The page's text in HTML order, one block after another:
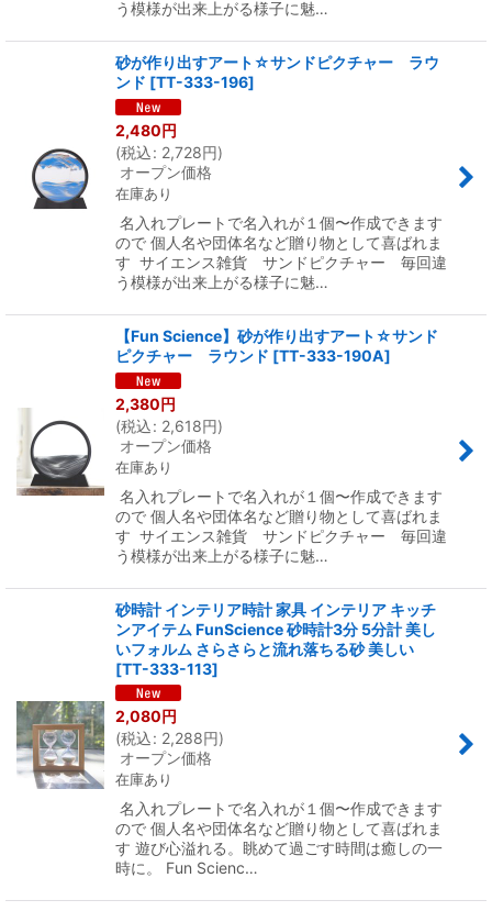
う模様が出来上がる様子に魅…
砂が作り出すアート☆サンドピクチャー ラウ
ンド [TT-333-196]
2,480円
(税込: 2,728円)
オープン価格
在庫あり
名入れプレートで名入れが１個〜作成できます
ので 個人名や団体名など贈り物として喜ばれま
す サイエンス雑貨 サンドピクチャー 毎回違
う模様が出来上がる様子に魅…
【Fun Science】砂が作り出すアート☆サンド
ピクチャー ラウンド [TT-333-190A]
2,380円
(税込: 2,618円)
オープン価格
在庫あり
名入れプレートで名入れが１個〜作成できます
ので 個人名や団体名など贈り物として喜ばれま
す サイエンス雑貨 サンドピクチャー 毎回違
う模様が出来上がる様子に魅…
砂時計 インテリア時計 家具 インテリア キッチ
ンアイテム FunScience 砂時計3分 5分計 美し
いフォルム さらさらと流れ落ちる砂 美しい
[TT-333-113]
2,080円
(税込: 2,288円)
オープン価格
在庫あり
名入れプレートで名入れが１個〜作成できます
ので 個人名や団体名など贈り物として喜ばれま
す 遊び心溢れる。眺めて過ごす時間は癒しの一
時に。 Fun Scienc…